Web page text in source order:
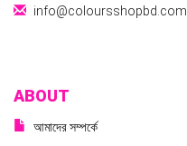
info@coloursshopbd.com
ABOUT
আমাদের সম্পর্কে